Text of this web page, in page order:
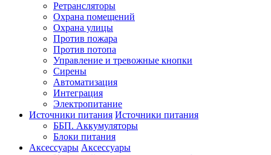
Ретрансляторы
Охрана помещений
Охрана улицы
Против пожара
Против потопа
Управление и тревожные кнопки
Сирены
Автоматизация
Интеграция
Электропитание
Источники питания Источники питания
ББП. Аккумуляторы
Блоки питания
Аксессуары Аксессуары